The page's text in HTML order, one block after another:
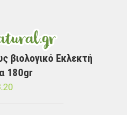
βιολογικό Εκλεκτή
180gr